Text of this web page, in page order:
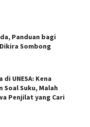
Panduan bagi
Sombong
UNESA: Kena
Soal Suku, Malah
Penjilat yang Cari